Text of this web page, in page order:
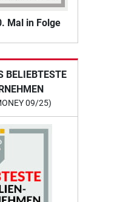
Mal in Folge
BELIEBTESTE
09/25)